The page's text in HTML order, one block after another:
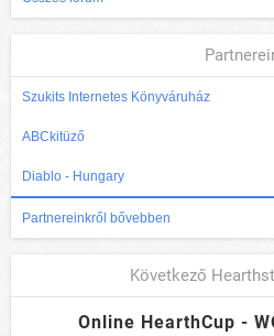
Szukits Internetes Könyváruház
ABCkitüző
Diablo - Hungary
Partnereinkről bővebben
Következő
Online HearthCup -